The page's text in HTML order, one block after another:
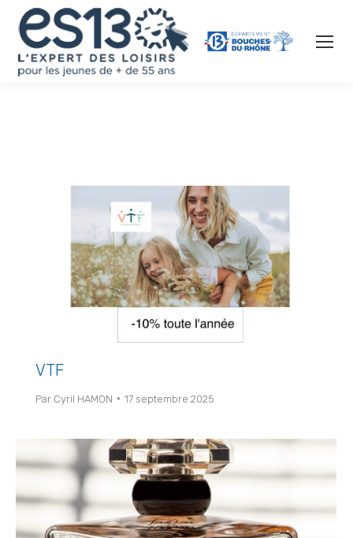
VTF
Par Cyril HAMON 17 septembre 2025